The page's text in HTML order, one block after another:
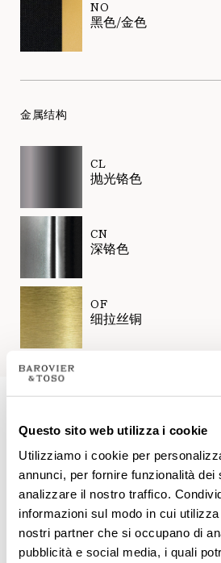
Questo sito web utilizza i cookie
Utilizziamo i cookie per
annunci, per fornire funzionalità dei
analizzare il nostro traffico.
informazioni sul modo in cui
nostri partner che si occupano di
pubblicità e social media, i quali
NO
黑色/金色
金属结构
CL
抛光铬色
CN
深铬色
OF
细拉丝铜